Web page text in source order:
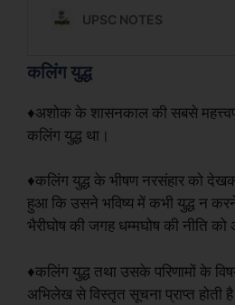
कलिंग युद्ध
♦अशोक के शासनकाल की सबसे
कलिंग युद्ध था।
♦कलिंग युद्ध के भीषण नरसंहार को
हुआ कि उसने भविष्य में कभी युद्ध न
भैरीघोष की जगह धम्मघोष की नीति को
♦कलिंग युद्ध तथा उसके परिणामों के
अभिलेख से विस्तृत सूचना प्राप्त होती